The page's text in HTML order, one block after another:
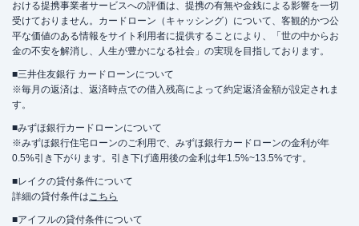
おける提携事業者サービスへの評価は、提携の有無や金銭による影響を一切
受けておりません。カードローン（キャッシング）について、客観的かつ公
平な価値のある情報をサイト利用者に提供することにより、「世の中からお
金の不安を解消し、人生が豊かになる社会」の実現を目指しております。
■三井住友銀行 カードローンについて
※毎月の返済は、返済時点での借入残高によって約定返済金額が設定されま
す。
■みずほ銀行カードローンについて
※みずほ銀行住宅ローンのご利用で、みずほ銀行カードローンの金利が年
0.5%引き下がります。引き下げ適用後の金利は年1.5%~13.5%です。
■レイクの貸付条件について
詳細の貸付条件はこちら
■アイフルの貸付条件について